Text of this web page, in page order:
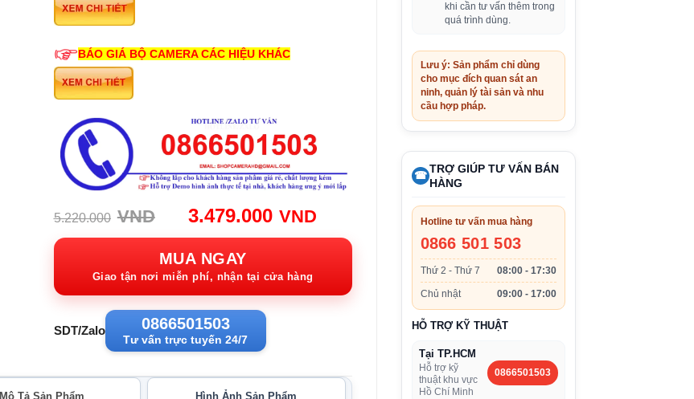
khi cần tư vấn thêm trong
quá trình dùng.
Lưu ý: Sản phẩm chỉ dùng
cho mục đích quan sát an
ninh, quản lý tài sản và nhu
cầu hợp pháp.
☎
TRỢ GIÚP TƯ VẤN BÁN
HÀNG
Hotline tư vấn mua hàng
0866 501 503
Thứ 2 - Thứ 7 08:00 - 17:30
Chủ nhật 09:00 - 17:00
HỖ TRỢ KỸ THUẬT
Tại TP.HCM
Hỗ trợ kỹ
thuật khu vực
Hồ Chí Minh
0866501503
BÁO GIÁ BỘ CAMERA CÁC HIỆU KHÁC
5.220.000 VND
Giá
gốc:
5.220.000VND.
3.479.000 VNDGiá
hiện
3.479.000VND.
MUA NGAY
Giao tận nơi miễn phí, nhận tại cửa hàng
SDT/Zalo 0866501503
Tư vấn trực tuyến 24/7
Mô Tả Sản Phẩm Hình Ảnh Sản Phẩm